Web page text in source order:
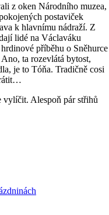
z oken Národního muzea,
postaviček
k hlavnímu nádraží. Z
lidé na Václaváku
příběhu o Sněhurce
ta rozevlátá bytost,
je to Tóňa. Tradičně cosi
vylíčit. Alespoň pár střihů